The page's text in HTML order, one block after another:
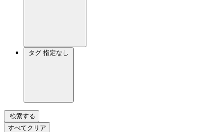
タグ 指定なし
検索する
すべてクリア